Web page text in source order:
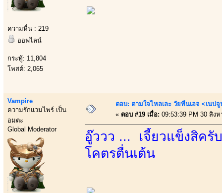
ความหื่น : 219
ออฟไลน์
กระทู้: 11,804
โพสต์: 2,065
Vampire
ความรักแวมไพร์ เป็น
อมตะ
Global Moderator
ตอบ: ตามใจไหลเละ วัยทีนเอจ <เนป
« ตอบ #19 เมื่อ: 09:53:39 PM 30 สิง
อู๊ววว ... เจี้ยวแข็งสิครั
โคตรตื่นเต้น